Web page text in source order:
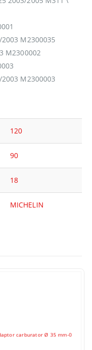
2003 M2300035
M2300002
2003 M2300003
120
90
18
MICHELIN